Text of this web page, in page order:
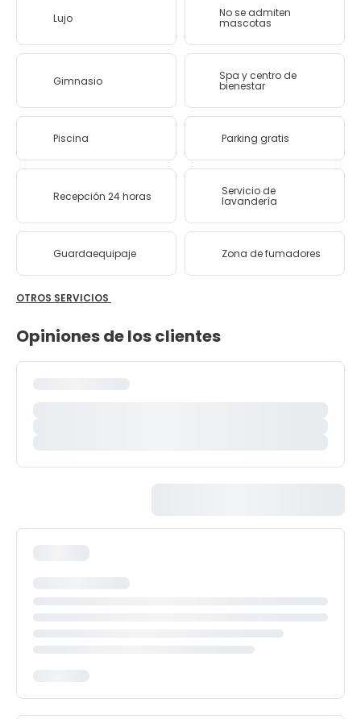
Lujo No se admiten
mascotas
Gimnasio Spa y centro de
bienestar
Piscina Parking gratis
Recepción 24 horas Servicio de
lavandería
Guardaequipaje Zona de fumadores
OTROS SERVICIOS
Opiniones de los clientes